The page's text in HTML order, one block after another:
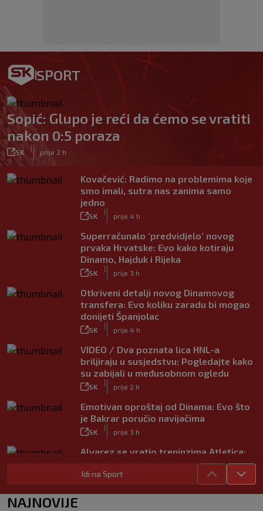
SPORT
Sopić: Glupo je reći da ćemo se vratiti
nakon 0:5 poraza
SK
|
prije 2 h
Kovačević: Radimo na problemima koje
smo imali, sutra nas zanima samo
jedno
SK
|
prije 4 h
Superračunalo ‘predvidjelo’ novog
prvaka Hrvatske: Evo kako kotiraju
Dinamo, Hajduk i Rijeka
SK
|
prije 3 h
Otkriveni detalji novog Dinamovog
transfera: Evo koliku zaradu bi mogao
donijeti Španjolac
SK
|
prije 4 h
VIDEO / Dva poznata lica HNL-a
briljiraju u susjedstvu: Pogledajte kako
su zabijali u međusobnom ogledu
SK
|
prije 2 h
Emotivan oproštaj od Dinama: Evo što
je Bakrar poručio navijačima
SK
|
prije 3 h
Alvarez se vratio treninzima Atletica:
Dočekala ga je jasna poruka
SK
|
prije 2 h
Mourinho kvari posao Englezima? Za
Idi na Sport
NAJNOVIJE